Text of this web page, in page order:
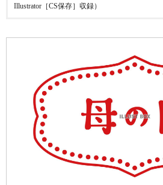
Illustrator［CS保存］収録）